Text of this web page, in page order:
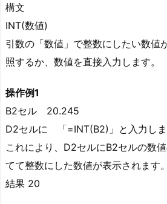
構文
INT(数値)
引数の「数値」で整数にしたい数値
照するか、数値を直接入力します。
操作例1
B2セル 20.245
D2セルに 「=INT(B2)」と入力しま
これにより、D2セルにB2セルの数
てて整数にした数値が表示されます。
結果 20